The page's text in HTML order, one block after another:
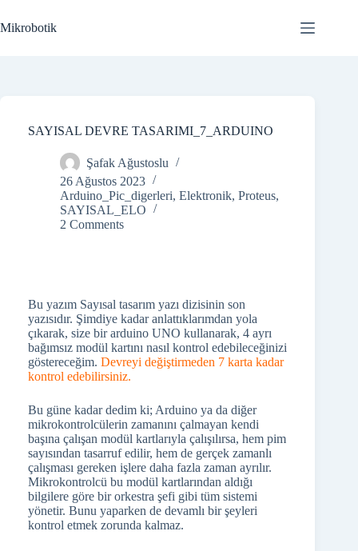
to
content
Mikrobotik
SAYISAL DEVRE TASARIMI_7_ARDUINO
Şafak Ağustoslu
26 Ağustos 2023
Arduino_Pic_digerleri, Elektronik, Proteus,
SAYISAL_ELO
2 Comments
Bu yazım Sayısal tasarım yazı dizisinin son
yazısıdır. Şimdiye kadar anlattıklarımdan yola
çıkarak, size bir arduino UNO kullanarak, 4 ayrı
bağımsız modül kartını nasıl kontrol edebileceğinizi
göstereceğim. Devreyi değiştirmeden 7 karta kadar
kontrol edebilirsiniz.
Bu güne kadar dedim ki; Arduino ya da diğer
mikrokontrolcülerin zamanını çalmayan kendi
başına çalışan modül kartlarıyla çalışılırsa, hem pim
sayısından tasarruf edilir, hem de gerçek zamanlı
çalışması gereken işlere daha fazla zaman ayrılır.
Mikrokontrolcü bu modül kartlarından aldığı
bilgilere göre bir orkestra şefi gibi tüm sistemi
yönetir. Bunu yaparken de devamlı bir şeyleri
kontrol etmek zorunda kalmaz.